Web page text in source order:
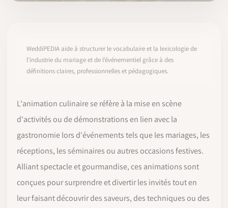
COMMENCER
WeddiPEDIA aide à structurer le vocabulaire et la lexicologie de
l’industrie du mariage et de l’événementiel grâce à des
définitions claires, professionnelles et pédagogiques.
L'animation culinaire se réfère à la mise en scène
d'activités ou de démonstrations en lien avec la
gastronomie lors d'événements tels que les mariages, les
réceptions, les séminaires ou autres occasions festives.
Alliant spectacle et gourmandise, ces animations sont
conçues pour surprendre et divertir les invités tout en
leur faisant découvrir des saveurs, des techniques ou des